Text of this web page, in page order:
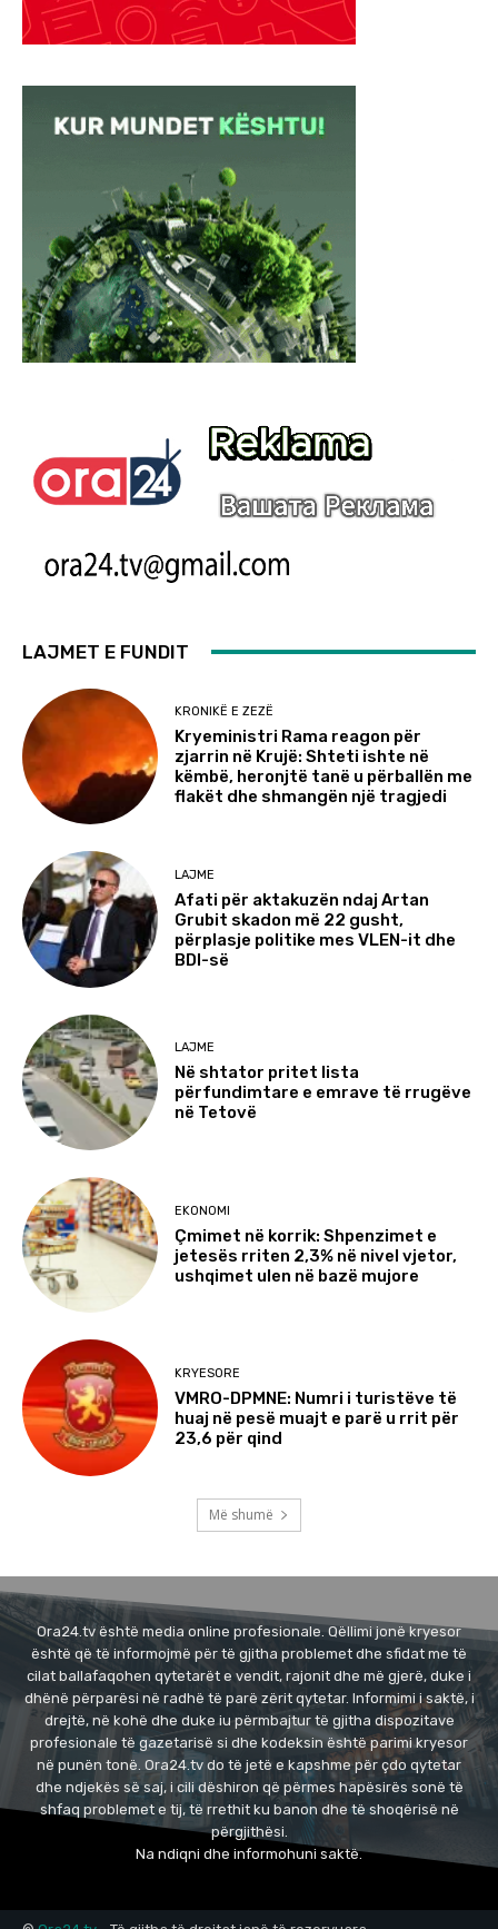
LAJMET E FUNDIT
KRONIKË E ZEZË
Kryeministri Rama reagon për
zjarrin në Krujë: Shteti ishte në
këmbë, heronjtë tanë u përballën me
flakët dhe shmangën një tragjedi
LAJME
Afati për aktakuzën ndaj Artan
Grubit skadon më 22 gusht,
përplasje politike mes VLEN-it dhe
BDI-së
LAJME
Në shtator pritet lista
përfundimtare e emrave të rrugëve
në Tetovë
EKONOMI
Çmimet në korrik: Shpenzimet e
jetesës rriten 2,3% në nivel vjetor,
ushqimet ulen në bazë mujore
KRYESORE
VMRO-DPMNE: Numri i turistëve të
huaj në pesë muajt e parë u rrit për
23,6 për qind
Më shumë
Ora24.tv është media online profesionale. Qëllimi jonë kryesor
është që të informojmë për të gjitha problemet dhe sfidat me të
cilat ballafaqohen qytetarët e vendit, rajonit dhe më gjerë, duke i
dhënë përparësi në radhë të parë zërit qytetar. Informimi i saktë, i
drejtë, në kohë dhe duke iu përmbajtur të gjitha dispozitave
profesionale të gazetarisë si dhe kodeksin është parimi kryesor
në punën tonë. Ora24.tv do të jetë e kapshme për çdo qytetar
dhe ndjekës së saj, i cili dëshiron që përmes hapësirës sonë të
shfaq problemet e tij, të rrethit ku banon dhe të shoqërisë në
përgjithësi.
Na ndiqni dhe informohuni saktë.